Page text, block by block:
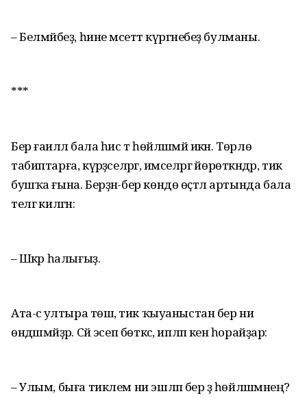
– Белмәйбеҙ, һине мәсеттә күргәнебеҙ булманы.
***
Бер ғаиләлә бала һис тә һөйләшмәй икән. Төрлө
табиптарға, күрәҙәселәргә, имселәргә йөрөткәндәр, тик
бушҡа ғына. Берҙән-бер көндө өҫ­тәл артында бала
телгә килгән:
– Шәкәр һалығыҙ.
Ата-әсә ултыра төшә, тик ҡыуаныстан бер ни
өндәшмәйҙәр. Сәй эсеп бөткәс, ипләп кенә һорайҙар:
– Улым, быға тиклем ни эшләп бер ҙә һөйләшмәнең?